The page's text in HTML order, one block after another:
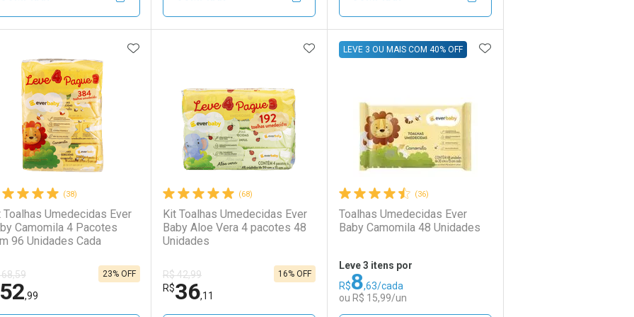
FECHAR
Ativar Desconto
FECHAR
Menos
2 unidades
R$ 69,44/cada
FECHAR
Ativar Desconto
FECHAR FECHAR
Ativar Desconto
FECHAR
(38)
Toalhas Umedecidas Ever
Camomila 4 Pacotes
com 96 Unidades Cada
52,99
23% OFF
ADICIONAR AOS FAVORITOS
(68)
Kit Toalhas Umedecidas Ever
Baby Aloe Vera 4 pacotes 48
Unidades
R$ 42,99
R$36,11
16% OFF
ADICIONAR AOS FAVORITOS
(36)
Toalhas Umedecidas Ever
Baby Camomila 48 Unidades
LEVE 3 OU MAIS COM 40% OFF
Leve 3 itens por
R$8,63/cada
ou R$ 15,99/un
ADICIONAR AOS